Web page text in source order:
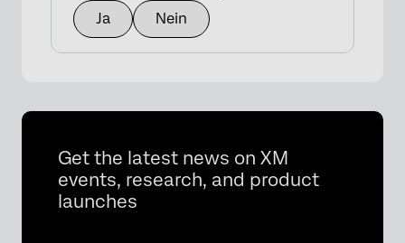
Ja
Nein
Get the latest news on XM
events, research, and product
launches